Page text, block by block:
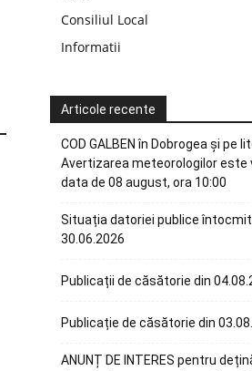
Consiliul Local
Informatii
Articole recente
COD GALBEN în Dobrogea și pe
Avertizarea meteorologilor este
data de 08 august, ora 10:00
Situația datoriei publice
30.06.2026
Publicații de căsătorie din
Publicație de căsătorie din
ANUNȚ DE INTERES pentru